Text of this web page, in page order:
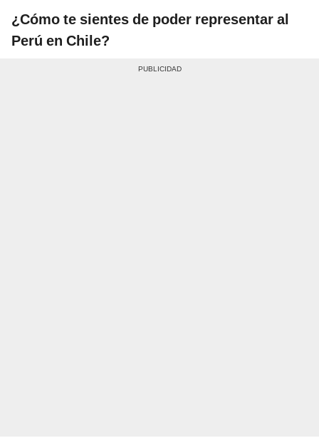
¿Cómo te sientes de poder representar al
Perú en Chile?